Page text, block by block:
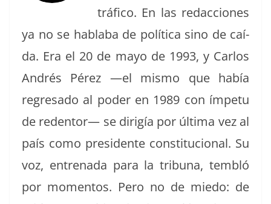
trá­fi­co. En las redac­ciones
ya no se habla­ba de políti­ca sino de caí­
da. Era el 20 de mayo de 1993, y Car­los
Andrés Pérez —el mis­mo que había
regre­sa­do al poder en 1989 con ímpetu
de reden­tor— se dirigía por últi­ma vez al
país como pres­i­dente con­sti­tu­cional. Su
voz, entre­na­da para la tri­buna, tem­bló
por momen­tos. Pero no de miedo: de